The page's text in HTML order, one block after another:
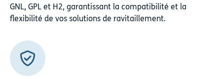
GNL, GPL et H2, garantissant la compatibilité et la
flexibilité de vos solutions de ravitaillement.